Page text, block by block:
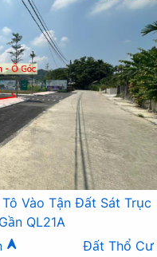
Vào Tận Đất Sát Trục
QL21A
Đất Thổ Cư